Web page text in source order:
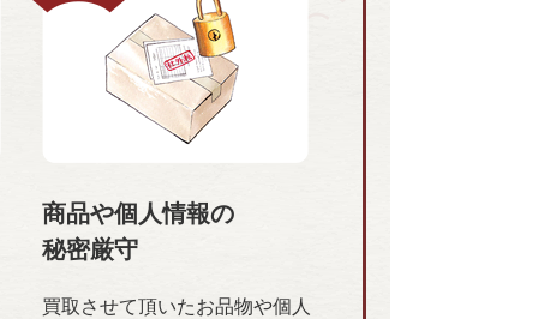
商品や個人情報の
秘密厳守
買取させて頂いたお品物や個人